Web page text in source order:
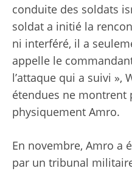
conduite des soldats
soldat a initié la
ni interféré, il a
appelle le
l’attaque qui a suivi »,
étendues ne montrent
physiquement Amro.
En novembre, Amro a
par un tribunal